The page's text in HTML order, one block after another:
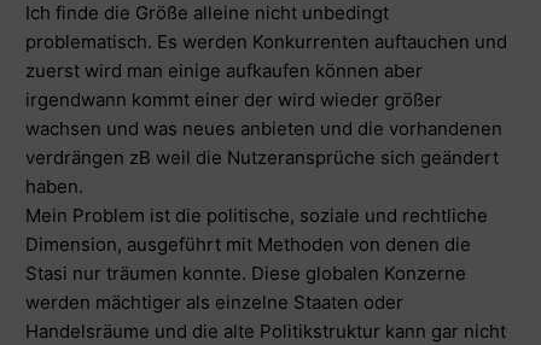
Ich finde die Größe alleine nicht unbedingt
problematisch. Es werden Konkurrenten auftauchen und
zuerst wird man einige aufkaufen können aber
irgendwann kommt einer der wird wieder größer
wachsen und was neues anbieten und die vorhandenen
verdrängen zB weil die Nutzeransprüche sich geändert
haben.
Mein Problem ist die politische, soziale und rechtliche
Dimension, ausgeführt mit Methoden von denen die
Stasi nur träumen konnte. Diese globalen Konzerne
werden mächtiger als einzelne Staaten oder
Handelsräume und die alte Politikstruktur kann gar nicht